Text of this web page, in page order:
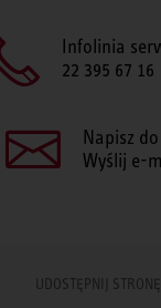
Infolinia
22 395 67 16
Napisz
Wyślij e-
UDOSTĘPNIJ STRONĘ